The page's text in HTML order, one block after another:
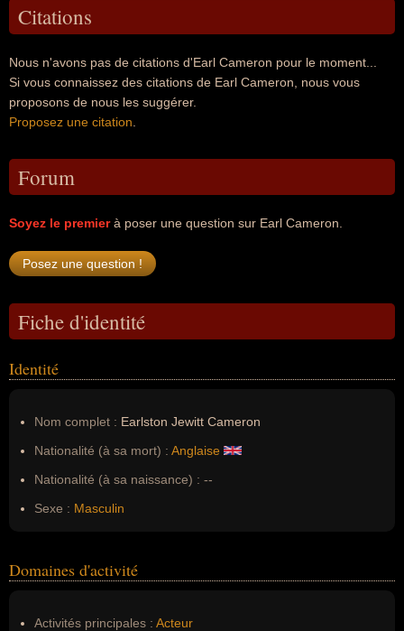
Citations
Nous n'avons pas de citations d'Earl Cameron pour le moment...
Si vous connaissez des citations de Earl Cameron, nous vous
proposons de nous les suggérer.
Proposez une citation
Forum
Soyez le premierà poser une question sur Earl Cameron.
Fiche d'identité
Identité
Nom complet : Earlston Jewitt Cameron
Nationalité (à sa mort) : Anglaise
Nationalité (à sa naissance) : --
Sexe : Masculin
Domaines d'activité
Activités principales : Acteur